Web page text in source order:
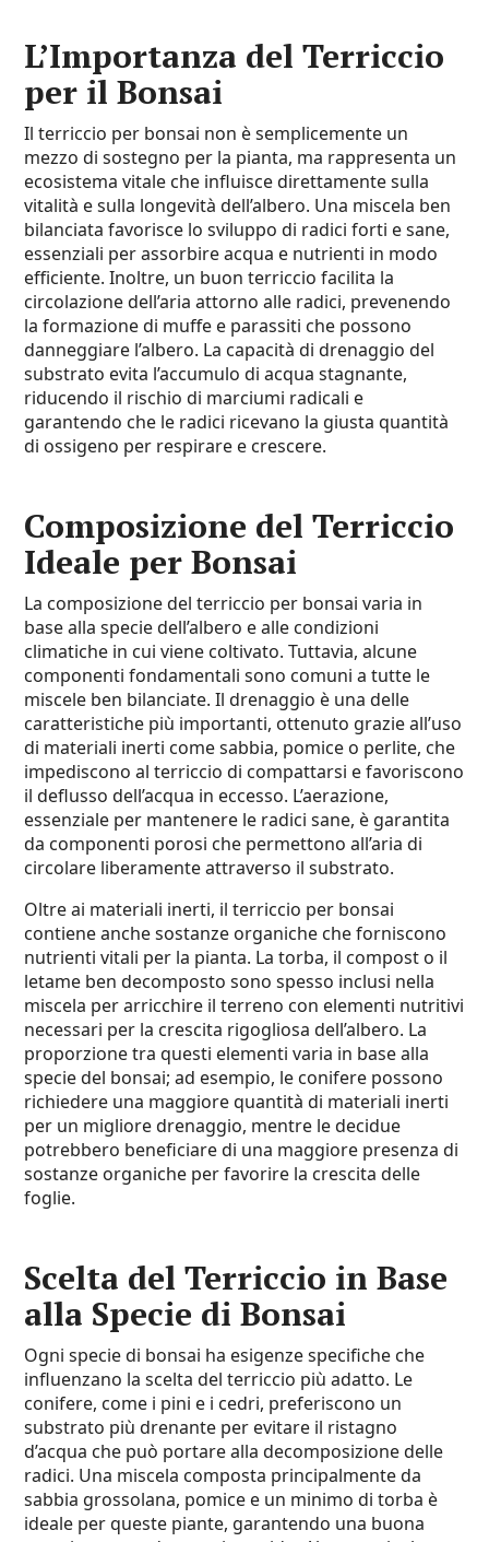
L’Importanza del Terriccio
per il Bonsai
Il terriccio per bonsai non è semplicemente un
mezzo di sostegno per la pianta, ma rappresenta un
ecosistema vitale che influisce direttamente sulla
vitalità e sulla longevità dell’albero. Una miscela ben
bilanciata favorisce lo sviluppo di radici forti e sane,
essenziali per assorbire acqua e nutrienti in modo
efficiente. Inoltre, un buon terriccio facilita la
circolazione dell’aria attorno alle radici, prevenendo
la formazione di muffe e parassiti che possono
danneggiare l’albero. La capacità di drenaggio del
substrato evita l’accumulo di acqua stagnante,
riducendo il rischio di marciumi radicali e
garantendo che le radici ricevano la giusta quantità
di ossigeno per respirare e crescere.
Composizione del Terriccio
Ideale per Bonsai
La composizione del terriccio per bonsai varia in
base alla specie dell’albero e alle condizioni
climatiche in cui viene coltivato. Tuttavia, alcune
componenti fondamentali sono comuni a tutte le
miscele ben bilanciate. Il drenaggio è una delle
caratteristiche più importanti, ottenuto grazie all’uso
di materiali inerti come sabbia, pomice o perlite, che
impediscono al terriccio di compattarsi e favoriscono
il deflusso dell’acqua in eccesso. L’aerazione,
essenziale per mantenere le radici sane, è garantita
da componenti porosi che permettono all’aria di
circolare liberamente attraverso il substrato.
Oltre ai materiali inerti, il terriccio per bonsai
contiene anche sostanze organiche che forniscono
nutrienti vitali per la pianta. La torba, il compost o il
letame ben decomposto sono spesso inclusi nella
miscela per arricchire il terreno con elementi nutritivi
necessari per la crescita rigogliosa dell’albero. La
proporzione tra questi elementi varia in base alla
specie del bonsai; ad esempio, le conifere possono
richiedere una maggiore quantità di materiali inerti
per un migliore drenaggio, mentre le decidue
potrebbero beneficiare di una maggiore presenza di
sostanze organiche per favorire la crescita delle
foglie.
Scelta del Terriccio in Base
alla Specie di Bonsai
Ogni specie di bonsai ha esigenze specifiche che
influenzano la scelta delterriccio più adatto. Le
conifere, come i pini e i cedri, preferiscono un
substrato più drenante per evitare il ristagno
d’acqua che può portare alla decomposizione delle
radici. Una miscela composta principalmente da
sabbia grossolana, pomice e un minimo di torba è
ideale per queste piante, garantendo una buona